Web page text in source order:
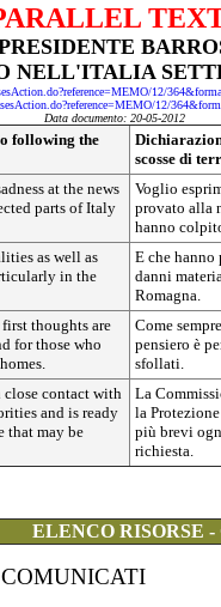
NELL'ITALIA
12/
12/
Data documento: 20-05-2012
following the
scosse di
at the news
parts of Italy
Voglio
provato alla
hanno
as well as
in the
E che
danni
Romagna.
first thoughts are
for those who
Come
pensiero è
sfollati.
close contact with
and is ready
that may be
La
la
più brevi
richiesta.
ELENCO RISORSE